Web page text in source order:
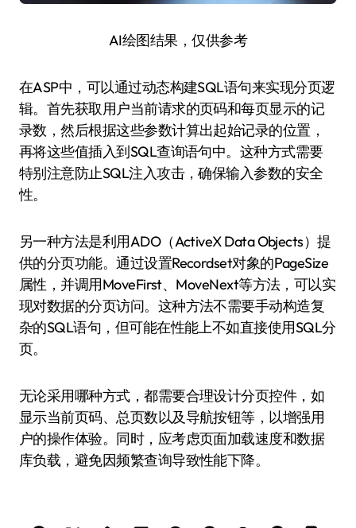
AI绘图结果，仅供参考
在ASP中，可以通过动态构建SQL语句来实现分页逻
辑。首先获取用户当前请求的页码和每页显示的记
录数，然后根据这些参数计算出起始记录的位置，
再将这些值插入到SQL查询语句中。这种方式需要
特别注意防止SQL注入攻击，确保输入参数的安全
性。
另一种方法是利用ADO（ActiveX Data Objects）提
供的分页功能。通过设置Recordset对象的PageSize
属性，并调用MoveFirst、MoveNext等方法，可以实
现对数据的分页访问。这种方法不需要手动构造复
杂的SQL语句，但可能在性能上不如直接使用SQL分
页。
无论采用哪种方式，都需要合理设计分页控件，如
显示当前页码、总页数以及导航按钮等，以增强用
户的操作体验。同时，应考虑页面加载速度和数据
库负载，避免因频繁查询导致性能下降。